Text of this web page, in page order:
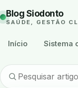
Blog Siodonto
SAÚDE, GESTÃO
Início Sistema